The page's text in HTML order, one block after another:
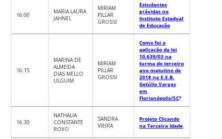
16:00
MARIA LAURA
JAHNEL
MIRIAM
PILLAR
GROSSI
Estudantes
grávidas no
Instituto Estadual
de Educação
16:15
MARINA DE
ALMEIDA
DIAS MELLO
ULGUIM
MIRIAM
PILLAR
GROSSI
Como foi a
aplicação da lei
10.639/03 na
turma do terceiro
ano matutino de
2018 na E.E.B.
Getúlio Vargas
em
Florianópolis/SC?
16:30
NATHALIA
CONSTANTE
ROXO
SANDRA
VIEIRA
Projeto Clicando
na Terceira Idade